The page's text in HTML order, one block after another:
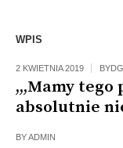
WPIS
2 KWIETNIA 2019
,,,Mamy
absolutnie
BYADMIN